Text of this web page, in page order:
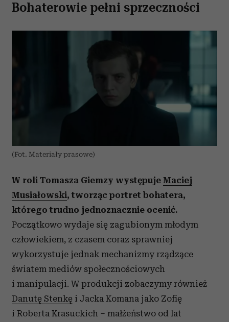
Bohaterowie pełni sprzeczności
(Fot. Materiały prasowe)
W roli Tomasza Giemzy występuje Maciej
Musiałowski, tworząc portret bohatera,
którego trudno jednoznacznie ocenić.
Początkowo wydaje się zagubionym młodym
człowiekiem, z czasem coraz sprawniej
wykorzystuje jednak mechanizmy rządzące
światem mediów społecznościowych
i manipulacji. W produkcji zobaczymy również
Danutę Stenkę i Jacka Komana jako Zofię
i Roberta Krasuckich – małżeństwo od lat